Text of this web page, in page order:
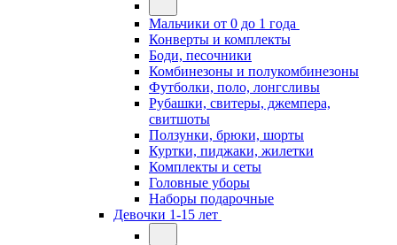
Мальчики от 0 до 1 года
Конверты и комплекты
Боди, песочники
Комбинезоны и полукомбинезоны
Футболки, поло, лонгсливы
Рубашки, свитеры, джемпера,
свитшоты
Ползунки, брюки, шорты
Куртки, пиджаки, жилетки
Комплекты и сеты
Головные уборы
Наборы подарочные
Девочки 1-15 лет